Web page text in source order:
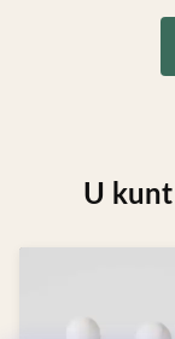
U